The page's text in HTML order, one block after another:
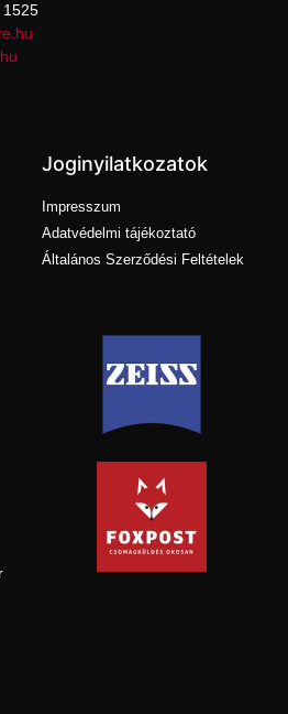
1525
Joginyilatkozatok
Impresszum
Adatvédelmi tájékoztató
Általános Szerződési Feltételek